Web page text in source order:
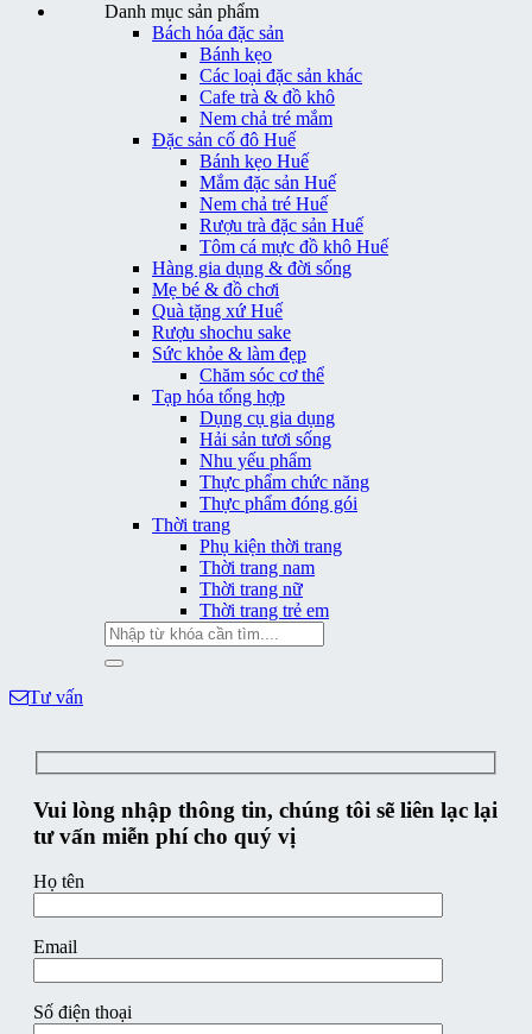
Danh mục sản phẩm
Bách hóa đặc sản
Bánh kẹo
Các loại đặc sản khác
Cafe trà & đồ khô
Nem chả tré mắm
Đặc sản cố đô Huế
Bánh kẹo Huế
Mắm đặc sản Huế
Nem chả tré Huế
Rượu trà đặc sản Huế
Tôm cá mực đồ khô Huế
Hàng gia dụng & đời sống
Mẹ bé & đồ chơi
Quà tặng xứ Huế
Rượu shochu sake
Sức khỏe & làm đẹp
Chăm sóc cơ thể
Tạp hóa tổng hợp
Dụng cụ gia dụng
Hải sản tươi sống
Nhu yếu phẩm
Thực phẩm chức năng
Thực phẩm đóng gói
Thời trang
Phụ kiện thời trang
Thời trang nam
Thời trang nữ
Thời trang trẻ em
Tìm
kiếm:
Tư vấn
Vui lòng nhập thông tin, chúng tôi sẽ liên lạc lại
tư vấn miễn phí cho quý vị
Họ tên
Email
Số điện thoại